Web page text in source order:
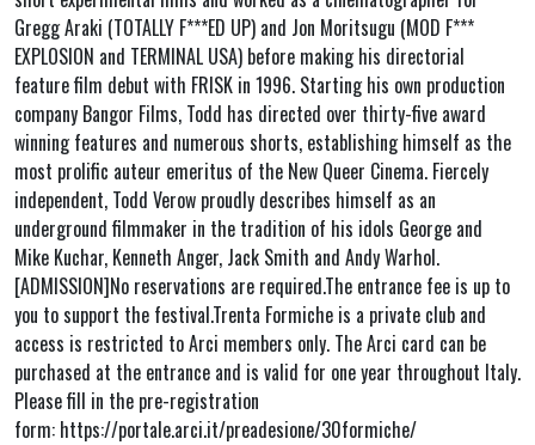
Gregg Araki (TOTALLY F***ED UP) and Jon Moritsugu (MOD F***
EXPLOSION and TERMINAL USA) before making his directorial
feature film debut with FRISK in 1996. Starting his own production
company Bangor Films, Todd has directed over thirty-five award
winning features and numerous shorts, establishing himself as the
most prolific auteur emeritus of the New Queer Cinema. Fiercely
independent, Todd Verow proudly describes himself as an
underground filmmaker in the tradition of his idols George and
Mike Kuchar, Kenneth Anger, Jack Smith and Andy Warhol.
[ADMISSION]No reservations are required.The entrance fee is up to
you to support the festival.Trenta Formiche is a private club and
access is restricted to Arci members only. The Arci card can be
purchased at the entrance and is valid for one year throughout Italy.
Please fill in the pre-registration
form: https://portale.arci.it/preadesione/30formiche/